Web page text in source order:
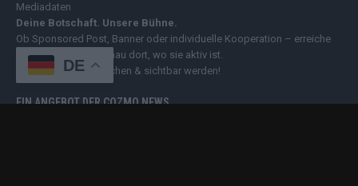
Mediadaten
Deine Botschaft. Unsere Bühne.
Ob Sponsored Post, Banner oder individuelle Kooperation – erreiche
Deine Zielgruppe genau dort, wo sie aktiv ist.
Jetzt Werbung buchen & sichtbar werden!
EIN ANGEBOT DER COZMO NEWS
DE